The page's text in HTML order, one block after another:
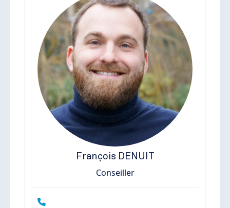
François DENUIT
Conseiller